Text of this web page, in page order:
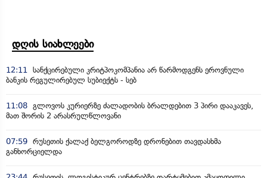
დღის სიახლეები
12:11
სანქცირებული კრიტპოკომპანია არ წარმოდგენს ეროვნული
ბანკის რეგულირებულ სუბიექტს - სებ
11:08 გლოვოს კურიერზე ძალადობის ბრალდებით 3 პირი დააკავეს,
მათ შორის 2 არასრულწლოვანი
07:59 რუსეთის ქალაქ ბელგოროდზე დრონებით თავდასხმა
განხორციელდა